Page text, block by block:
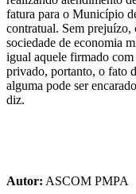
fatura para o Município
contratual. Sem prejuízo,
sociedade de economia
igual aquele firmado
privado, portanto, o fato
alguma pode ser
diz.
Autor: ASCOM PMPA